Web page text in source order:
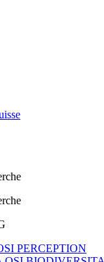
PERCEPTION